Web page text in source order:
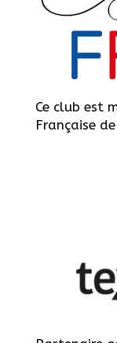
Ce club est
Française